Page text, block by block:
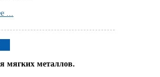
...
мягких металлов.